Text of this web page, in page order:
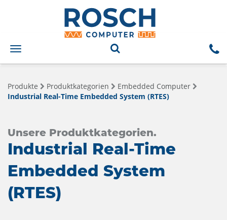
Toggle
navigation
Produkte Produktkategorien
Embedded Computer
Industrial Real-Time Embedded System (RTES)
Unsere Produktkategorien.
Industrial Real-Time
Embedded System
(RTES)